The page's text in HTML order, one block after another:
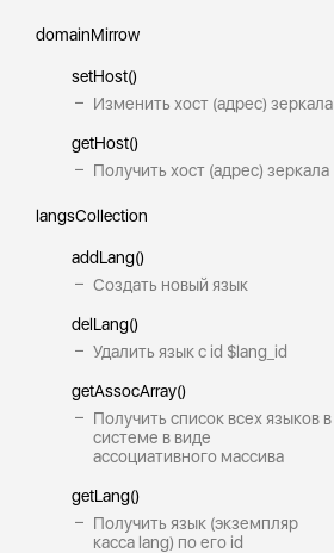
domainMirrow
setHost()
Изменить хост (адрес) зеркала
getHost()
Получить хост (адрес) зеркала
langsCollection
addLang()
Создать новый язык
delLang()
Удалить язык с id $lang_id
getAssocArray()
Получить список всех языков в
системе в виде
ассоциативного массива
getLang()
Получить язык (экземпляр
касса lang) по его id